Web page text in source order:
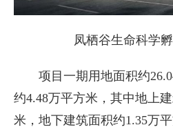
凤栖谷生命科学
项目一期用地面积约
约4.48万平方米，其中地上
米，地下建筑面积约1.35万